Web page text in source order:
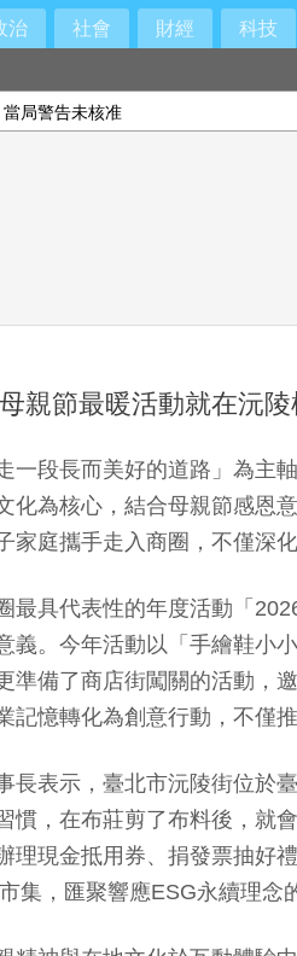
治 社會 財經 科技
局警告未核准
親節最暖活動就在沅
一段長而美好的道路」為主
化為核心，結合母親節感恩
家庭攜手走入商圈，不僅深
最具代表性的年度活動「
義。今年活動以「手繪鞋小
準備了商店街闖關的活動，
記憶轉化為創意行動，不僅
長表示，臺北市沅陵街位於
慣，在布莊剪了布料後，就
理現金抵用券、捐發票抽
集，匯聚響應ESG永續理